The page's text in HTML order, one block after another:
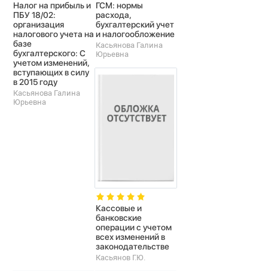
Налог на прибыль и
ПБУ 18/02:
организация
налогового учета на
базе
бухгалтерского: С
учетом изменений,
вступающих в силу
в 2015 году
Касьянова Галина
Юрьевна
ГСМ: нормы
расхода,
бухгалтерский учет
и налогообложение
Касьянова Галина
Юрьевна
Кассовые и
банковские
операции с учетом
всех изменений в
законодательстве
Касьянов Г.Ю.